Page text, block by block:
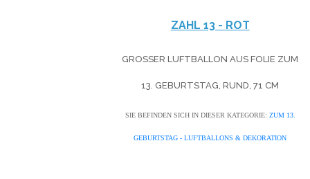
ZAHL 13 - ROT
GROSSER LUFTBALLON AUS FOLIE ZUM 1
3. GEBURTSTAG, RUND, 71 CM
SIE BEFINDEN SICH IN DIESER KATEGORIE: ZUM 13.
GEBURTSTAG - LUFTBALLONS & DEKORATION